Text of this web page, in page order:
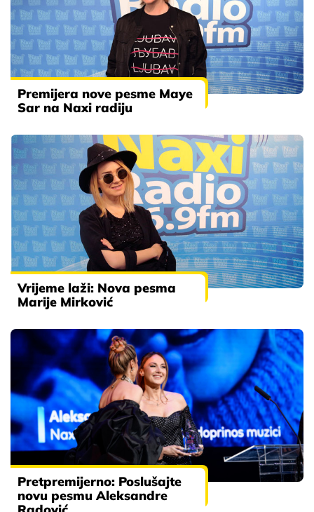
Premijera nove pesme Maye
Sar na Naxi radiju
Vrijeme laži: Nova pesma
Marije Mirković
Pretpremijerno: Poslušajte
novu pesmu Aleksandre